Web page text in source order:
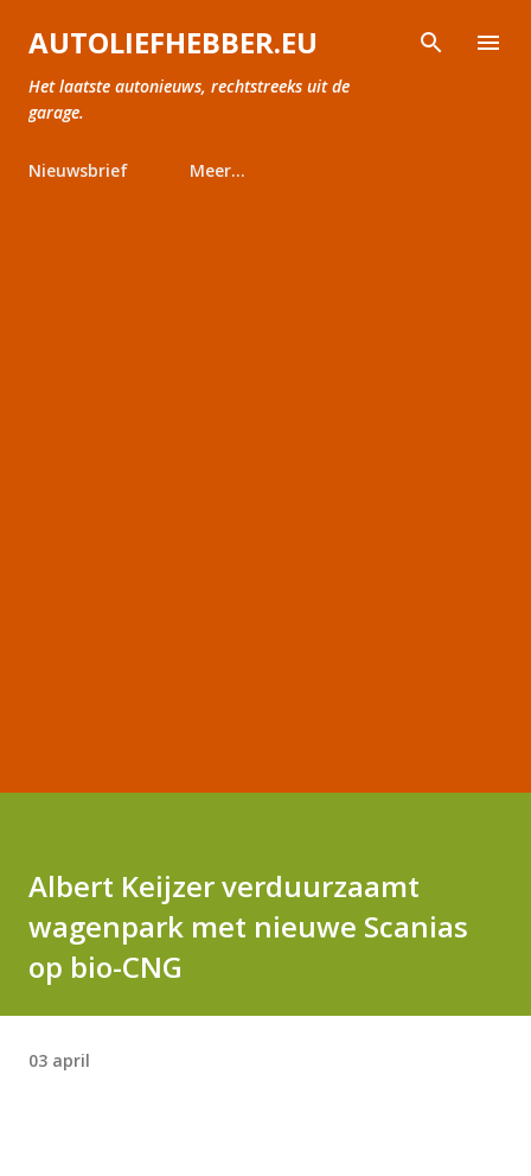
Doorgaan naar hoofdcontent
AUTOLIEFHEBBER.EU
Het laatste autonieuws, rechtstreeks uit de
garage.
Nieuwsbrief Meer…
Albert Keijzer verduurzaamt
wagenpark met nieuwe Scanias
op bio-CNG
03 april